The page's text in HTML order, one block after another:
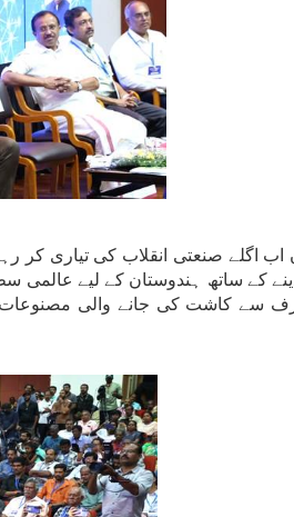
کے ساتھ ہندوستان کے لیے عالمی
سے کاشت کی جانے والی مصنوعات